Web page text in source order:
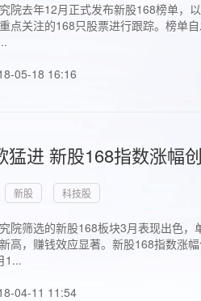
院去年12月正式发布新股168榜单，
点关注的168只股票进行跟踪。榜单
05-18 16:16
猛进 新股168指数涨幅
新股 科技股
院筛选的新股168板块3月表现出色
高，赚钱效应显著。新股168指数涨
1...
04-11 11:54